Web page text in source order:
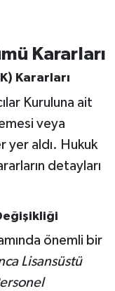
Kararları
Kararları
Kuruluna ait
veya
yer aldı. Hukuk
detayları
önemli bir
Lisansüstü